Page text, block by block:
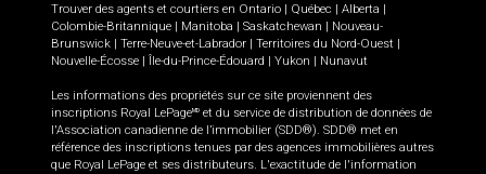
Trouver des agents et courtiers en Ontario Québec Alberta
Colombie-Britannique
Manitoba Saskatchewan
Nouveau-
Brunswick
Terre-Neuve-et-Labrador Territoires du Nord-Ouest
Nouvelle-Écosse
Île-du-Prince-Édouard Yukon Nunavut
Les informations des propriétés sur ce site proviennent des
inscriptions Royal LePageMD et du service de distribution de données de
l'Association canadienne de l’immobilier (SDD®). SDD® met en
référence des inscriptions tenues par des agences immobilières autres
que Royal LePage et ses distributeurs. L'exactitude de l'information